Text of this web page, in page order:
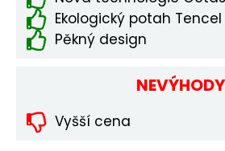
Ekologický potah Tencel
Pěkný design
NEVÝHODY
Vyšší cena